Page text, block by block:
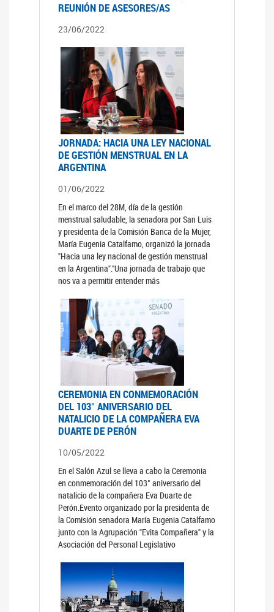
REUNIÓN DE ASESORES/AS
23/06/2022
JORNADA: HACIA UNA LEY NACIONAL
DE GESTIÓN MENSTRUAL EN LA
ARGENTINA
01/06/2022
En el marco del 28M, día de la gestión
menstrual saludable, la senadora por San Luis
y presidenta de la Comisión Banca de la Mujer,
María Eugenia Catalfamo, organizó la jornada
"Hacia una ley nacional de gestión menstrual
en la Argentina"."Una jornada de trabajo que
nos va a permitir entender más
CEREMONIA EN CONMEMORACIÓN
DEL 103° ANIVERSARIO DEL
NATALICIO DE LA COMPAÑERA EVA
DUARTE DE PERÓN
10/05/2022
En el Salón Azul se lleva a cabo la Ceremonia
en conmemoración del 103° aniversario del
natalicio de la compañera Eva Duarte de
Perón.Evento organizado por la presidenta de
la Comisión senadora María Eugenia Catalfamo
junto con la Agrupación "Evita Compañera" y la
Asociación del Personal Legislativo